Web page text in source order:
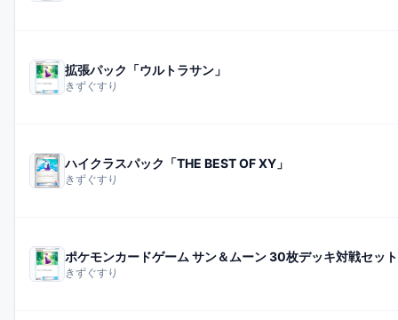
拡張パック「ウルトラサン」
きずぐすり
ハイクラスパック「THE BEST OF XY」
きずぐすり
ポケモンカードゲーム サン＆ムーン 30枚デッキ対戦セッ
きずぐすり